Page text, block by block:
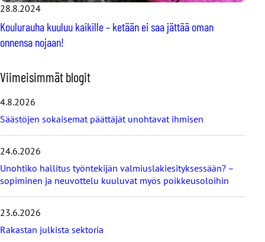
28.8.2024
Koulurauha kuuluu kaikille – ketään ei saa jättää oman
onnensa nojaan!
O
h
a
v
i
m
e
i
m
Viimeisimmät blogit
4.8.2026
Säästöjen sokaisemat päättäjät unohtavat ihmisen
24.6.2026
Unohtiko hallitus työntekijän valmiuslakiesityksessään? –
sopiminen ja neuvottelu kuuluvat myös poikkeusoloihin
23.6.2026
Rakastan julkista sektoria